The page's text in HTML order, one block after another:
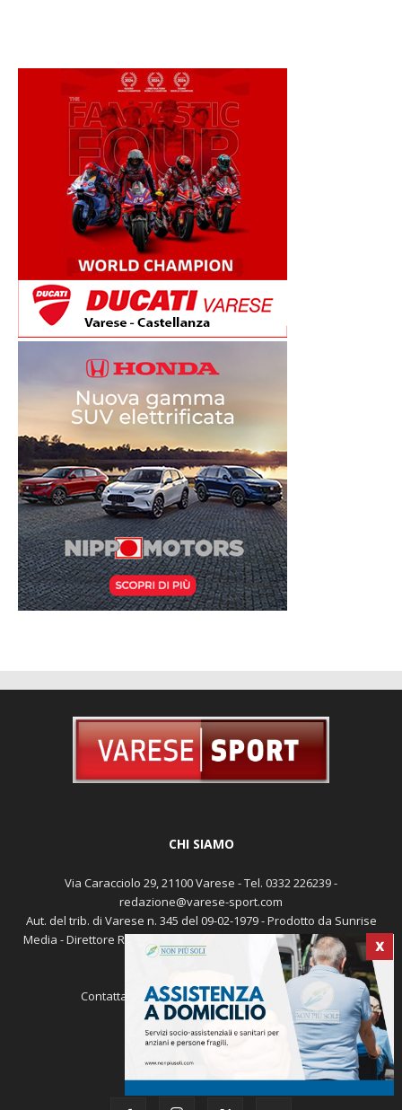
X
CHI SIAMO
Via Caracciolo 29, 21100 Varese - Tel. 0332 226239 -
redazione@varese-sport.com
Aut. del trib. di Varese n. 345 del 09-02-1979 - Prodotto da Sunrise
Media - Direttore Responsabile: Michele Marocco -Cookie policy
Pubblicità
Contattaci: redazione@varese-sport.com
SEGUICI